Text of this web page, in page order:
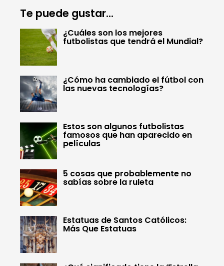
Te puede gustar...
¿Cuáles son los mejores
futbolistas que tendrá el Mundial?
¿Cómo ha cambiado el fútbol con
las nuevas tecnologías?
Estos son algunos futbolistas
famosos que han aparecido en
películas
5 cosas que probablemente no
sabías sobre la ruleta
Estatuas de Santos Católicos:
Más Que Estatuas